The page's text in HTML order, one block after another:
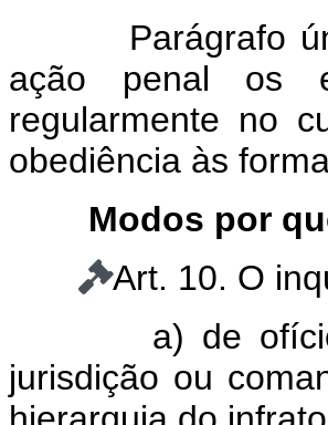
Parágrafo
ação penal os
regularmente no
obediência às
Modos por
Art. 10. O
a) de ofício,
jurisdição ou